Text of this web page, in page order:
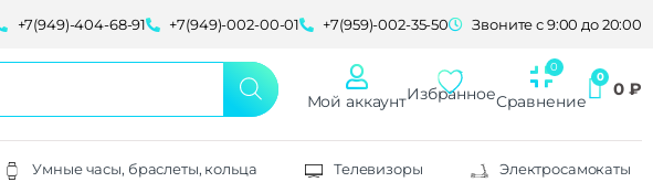
+7(949)-404-68-91 +7(949)-002-00-01 +7(959)-002-35-50 Звоните с 9:00 до 20:00
Мой аккаунтИзбранноеСравнение
0 ₽
Умные часы, браслеты, кольца Телевизоры Электросамокаты